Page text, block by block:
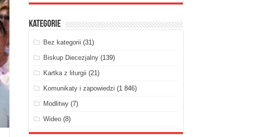
Kategorie
Bez kategorii (31)
Biskup Diecezjalny(139)
Kartka z liturgii (21)
Komunikaty i zapowiedzi (1 846)
Modlitwy(7)
Wideo(8)